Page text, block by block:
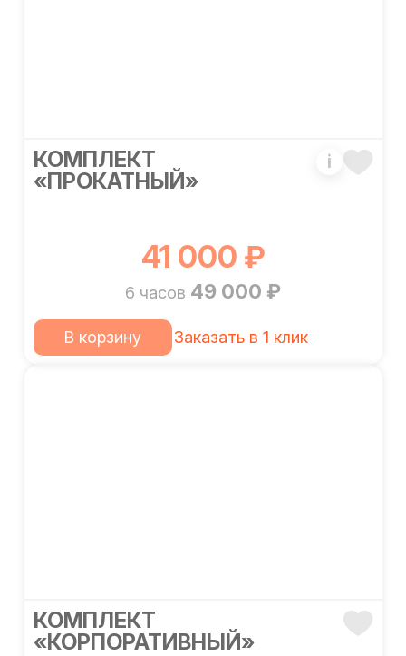
КОМПЛЕКТ
«ПРОКАТНЫЙ»
i
41 000 ₽
6 часов 49 000 ₽
В корзину Заказать в 1 клик
КОМПЛЕКТ
«КОРПОРАТИВНЫЙ»